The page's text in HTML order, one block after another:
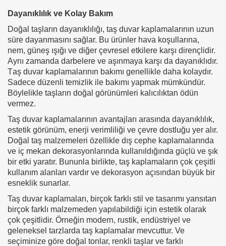
Dayanıklılık ve Kolay Bakım
Doğal taşların dayanıklılığı, taş duvar kaplamalarının uzun
süre dayanmasını sağlar. Bu ürünler hava koşullarına,
nem, güneş ışığı ve diğer çevresel etkilere karşı dirençlidir.
Aynı zamanda darbelere ve aşınmaya karşı da dayanıklıdır.
Taş duvar kaplamalarının bakımı genellikle daha kolaydır.
Sadece düzenli temizlik ile bakımı yapmak mümkündür.
Böylelikle taşların doğal görünümleri kalıcılıktan ödün
vermez.
Taş duvar kaplamalarının avantajları arasında dayanıklılık,
estetik görünüm, enerji verimliliği ve çevre dostluğu yer alır.
Doğal taş malzemeleri özellikle dış cephe kaplamalarında
ve iç mekan dekorasyonlarında kullanıldığında güçlü ve şık
bir etki yaratır. Bununla birlikte, taş kaplamaların çok çeşitli
kullanım alanları vardır ve dekorasyon açısından büyük bir
esneklik sunarlar.
Taş duvar kaplamaları, birçok farklı stil ve tasarımı yansıtan
birçok farklı malzemeden yapılabildiği için estetik olarak
çok çeşitlidir. Örneğin modern, rustik, endüstriyel ve
geleneksel tarzlarda taş kaplamalar mevcuttur. Ve
seçiminize göre doğal tonlar, renkli taşlar ve farklı